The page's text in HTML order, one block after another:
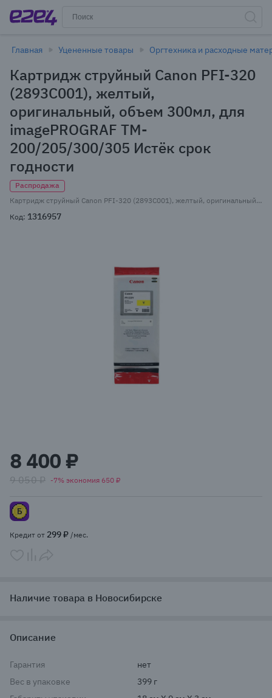
Главная Уцененные товары Оргтехника и расходные
Картридж струйный Canon PFI-320
(2893C001), желтый,
оригинальный, объем 300мл, для
imagePROGRAF TM-
200/205/300/305 Истёк срок
годности
Распродажа
Картридж струйный Canon PFI-320 (2893C001), желтый, оригинальный, объем 300мл, для imagePROGRAF TM-200/205/300/305 Истёк срок годности
Код: 1316957
of
1
8 400 ₽
9 050 ₽ -7% экономия 650 ₽
Кредит от 299 ₽ /мес.
Наличие товара в Новосибирске
Описание
Гарантия
нет
Вес в упаковке
399 г